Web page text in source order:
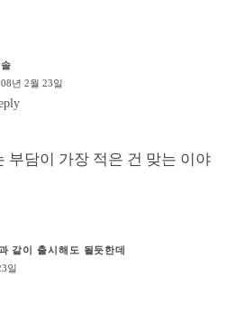
년 2월 23일
부담이 가장 적은 건 맞는 이야
같이 출시해도 될듯한데
일